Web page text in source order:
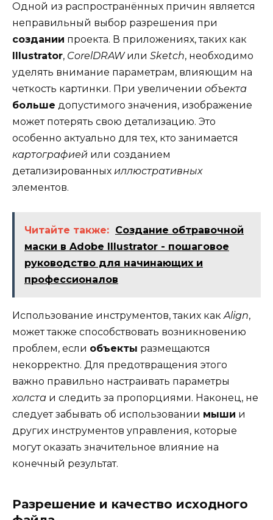
Одной из распространённых причин является
неправильный выбор разрешения при
создании проекта. В приложениях, таких как
Illustrator, CorelDRAWили Sketch, необходимо
уделять внимание параметрам, влияющим на
четкость картинки. При увеличении объекта
больше допустимого значения, изображение
может потерять свою детализацию. Это
особенно актуально для тех, кто занимается
картографией или созданием
детализированных иллюстративных
элементов.
Читайте также: Создание обтравочной
маски в Adobe Illustrator - пошаговое
руководство для начинающих и
профессионалов
Использование инструментов, таких какAlign,
может также способствовать возникновению
проблем, если объекты размещаются
некорректно. Для предотвращения этого
важно правильно настраивать параметры
холста и следить за пропорциями. Наконец, не
следует забывать об использовании мыши и
других инструментов управления, которые
могут оказать значительное влияние на
конечный результат.
Разрешение и качество исходного